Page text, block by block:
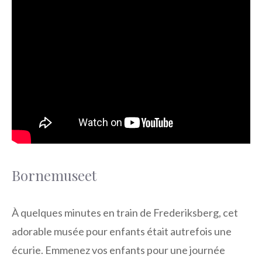
Bornemuseet
À quelques minutes en train de Frederiksberg, cet
adorable musée pour enfants était autrefois une
écurie. Emmenez vos enfants pour une journée